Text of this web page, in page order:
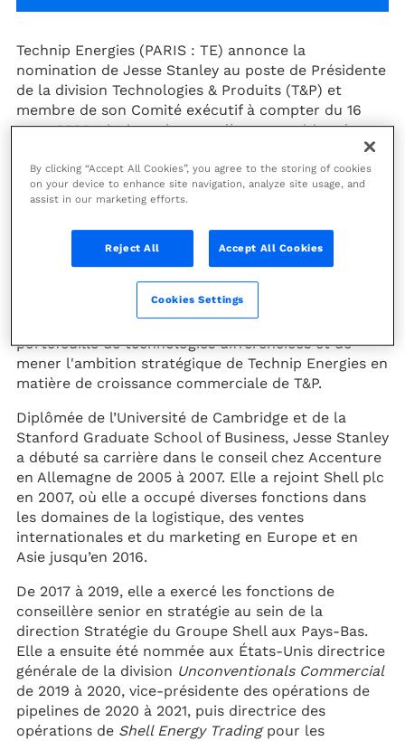
Technip Energies (PARIS : TE) annonce la
nomination de Jesse Stanley au poste de Présidente
de la division Technologies & Produits (T&P) et
membre de son Comité exécutif à compter du 16
mars 2026, ainsi que la nouvelle composition de
Jesse Stanley, précédemment Présidente des
opérations pour les Amériques chez Wood plc
du 16 mars 2026 en tant que Présidente
Technologies & Produits et membre du Comité
exécutif. À ce titre, elle sera chargée de piloter la
stratégie technologique et produits du Groupe,
d’accélérer l’innovation et de renforcer son
portefeuille de technologies différenciées et de
mener l'ambition stratégique de Technip Energies en
matière de croissance commerciale de T&P.
Diplômée de l’Université de Cambridge et de la
Stanford Graduate School of Business, Jesse Stanley
a débuté sa carrière dans le conseil chez Accenture
en Allemagne de 2005 à 2007. Elle a rejoint Shell plc
en 2007, où elle a occupé diverses fonctions dans
les domaines de la logistique, des ventes
internationales et du marketing en Europe et en
Asie jusqu’en 2016.
De 2017 à 2019, elle a exercé les fonctions de
conseillère senior en stratégie au sein de la
direction Stratégie du Groupe Shell aux Pays-Bas.
Elle a ensuite été nommée aux États-Unis directrice
générale de la division Unconventionals Commercial
de 2019 à 2020, vice-présidente des opérations de
pipelines de 2020 à 2021, puis directrice des
opérations de Shell Energy Tradingpour les
By clicking “Accept All Cookies”, you agree to the storing of cookies
on your device to enhance site navigation, analyze site usage, and
assist in our marketing efforts.
Reject All Accept All Cookies
Cookies Settings